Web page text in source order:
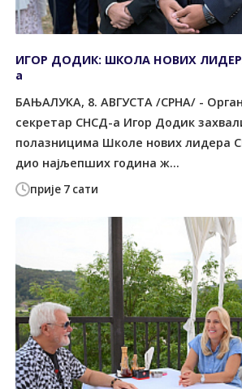
прије 7 сати
ИГОР ДОДИК: ШКОЛА НОВИХ
а
БАЊАЛУКА, 8. АВГУСТА /СРНА/ -
секретар СНСД-а Игор Додик
полазницима Школе нових лидера
дио најљепших година ж...